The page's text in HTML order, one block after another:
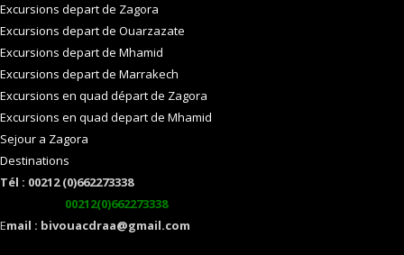
Excursions depart de Zagora
Excursions depart de Ouarzazate
Excursions depart de Mhamid
Excursions depart de Marrakech
Excursions en quad départ de Zagora
Excursions en quad depart de Mhamid
Sejour a Zagora
Destinations
Tél : 00212 (0)662273338
00212(0)662273338
Email : bivouacdraa@gmail.com